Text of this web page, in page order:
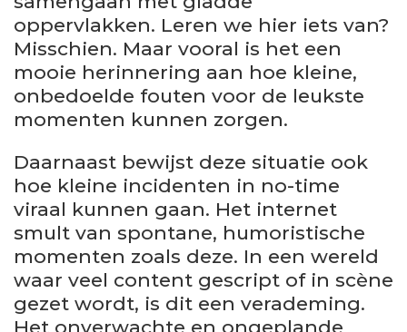
oppervlakken. Leren we hier iets van?
Misschien. Maar vooral is het een
mooie herinnering aan hoe kleine,
onbedoelde fouten voor de leukste
momenten kunnen zorgen.
Daarnaast bewijst deze situatie ook
hoe kleine incidenten in no-time
viraal kunnen gaan. Het internet
smult van spontane, humoristische
momenten zoals deze. In een wereld
waar veel content gescript of in scène
gezet wordt, is dit een verademing.
Het onverwachte en ongeplande